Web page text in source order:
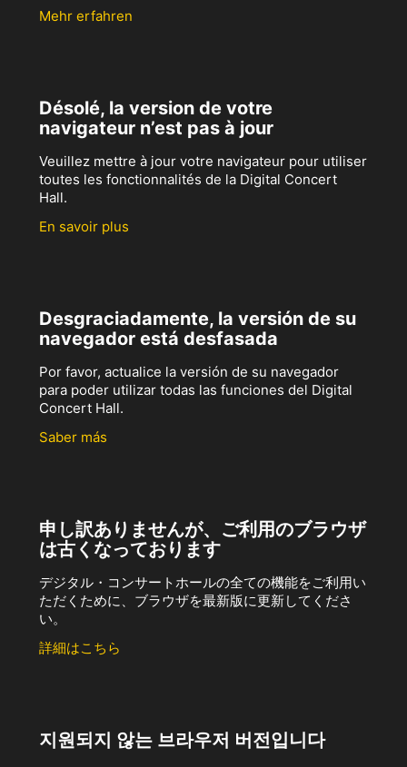
Mehr erfahren
Désolé, la version de votre
navigateur n’est pas à jour
Veuillez mettre à jour votre navigateur pour utiliser
toutes les fonctionnalités de la Digital Concert
Hall.
En savoir plus
Desgraciadamente, la versión de su
navegador está desfasada
Por favor, actualice la versión de su navegador
para poder utilizar todas las funciones del Digital
Concert Hall.
Saber más
申し訳ありませんが、ご利用のブラウザ
は古くなっております
デジタル・コンサートホールの全ての機能をご利用い
ただくために、ブラウザを最新版に更新してくださ
い。
詳細はこちら
지원되지 않는 브라우저 버전입니다